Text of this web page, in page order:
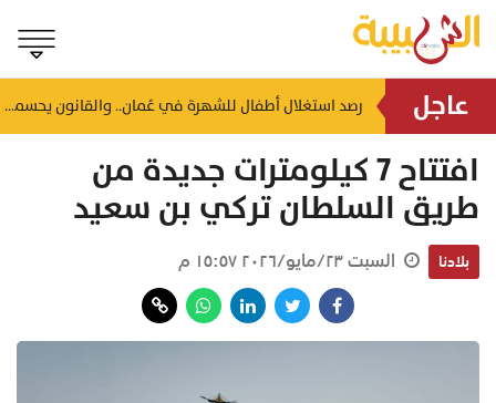
عاجل منذ ساعتين رصد استغلال أطفال للشهرة في عُمان.. والقانون يحسمها بعقوبات مشددة
افتتاح 7 كيلومترات جديدة من
طريق السلطان تركي بن سعيد
بلادنا السبت ٢٣/مايو/٢٠٢٦ ١٥:٥٧ م